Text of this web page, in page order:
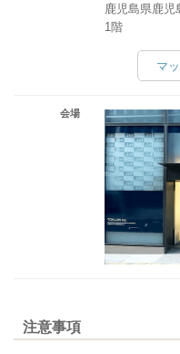
鹿児島県鹿
1階
マ
会場
注意事項